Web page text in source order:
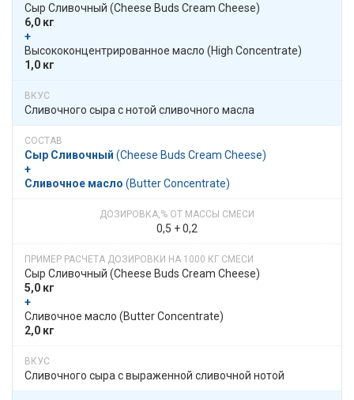
Сыр Сливочный​​ (Cheese Buds Cream Cheese)
6,0 кг
+
​​ Высоко­­концентри­рован­ное масло​​ (High Concentrate)
1,0 кг
Сливочного сыра с нотой сливочного масла
Сыр Сливочный ​​ (Cheese Buds Cream Cheese)
+
Сливочное масло ​​ (Butter Concentrate)
0,5 + 0,2
Сыр Сливочный​​ (Cheese Buds Cream Cheese)
5,0 кг
+
​​ Сливочное масло​​ (Butter Concentrate)
2,0 кг
Сливочного сыра с выраженной сливочной нотой